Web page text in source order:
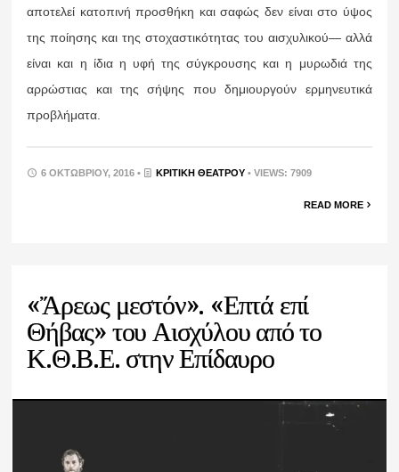
αποτελεί κατοπινή προσθήκη και σαφώς δεν είναι στο ύψος
της ποίησης και της στοχαστικότητας του αισχυλικού— αλλά
είναι και η ίδια η υφή της σύγκρουσης και η μυρωδιά της
αρρώστιας και της σήψης που δημιουργούν ερμηνευτικά
προβλήματα.
6 ΟΚΤΩΒΡΊΟΥ, 2016 • ΚΡΙΤΙΚΉ ΘΕΆΤΡΟΥ • VIEWS: 7909
READ MORE
«Ἄρεως μεστόν». «Επτά επί
Θήβας» του Αισχύλου από το
Κ.Θ.Β.Ε. στην Επίδαυρο